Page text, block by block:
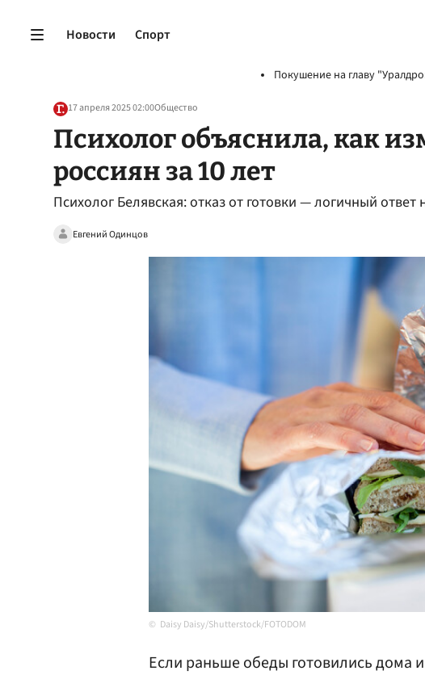
Новости Спорт
Покушение на главу
17 апреля 2025 02:00Общество
Психолог объяснила, как
россиян за 10 лет
Психолог Белявская: отказ от готовки — логичный
Евгений Одинцов
Daisy Daisy/Shutterstock/FOTODOM
Если раньше обеды готовились дома